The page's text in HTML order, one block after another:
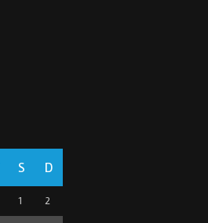
S D
1 2